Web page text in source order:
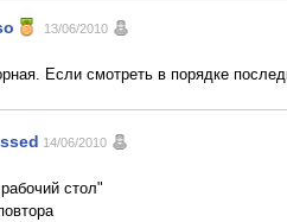
13/06/2010
Если смотреть в порядке
14/06/2010
стол"